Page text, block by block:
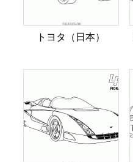
トヨタ（日本）